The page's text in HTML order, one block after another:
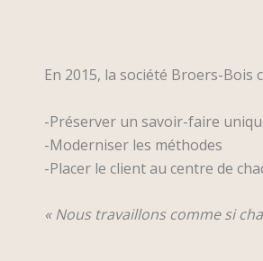
En 2015, la société Broers-
-Préserver un savoir-faire
-Moderniser les méthodes
-Placer le client au centre de
« Nous travaillons comme si